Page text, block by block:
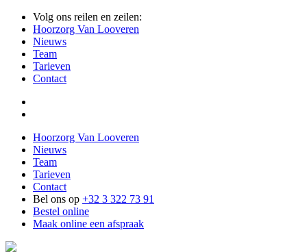
Volg ons reilen en zeilen:
Hoorzorg Van Looveren
Nieuws
Team
Tarieven
Contact
Hoorzorg Van Looveren
Nieuws
Team
Tarieven
Contact
Bel ons op +32 3 322 73 91
Bestel online
Maak online een afspraak